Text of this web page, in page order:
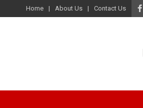
Home About Us Contact Us